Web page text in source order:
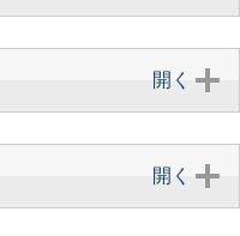
員採用試験（通年募集
開く
開く